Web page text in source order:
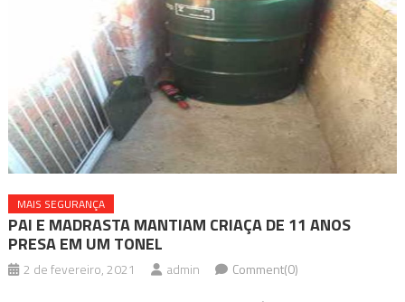
MAIS SEGURANÇA
PAI E MADRASTA MANTIAM CRIAÇA DE 11 ANOS
PRESA EM UM TONEL
2 de fevereiro, 2021 admin Comment(0)